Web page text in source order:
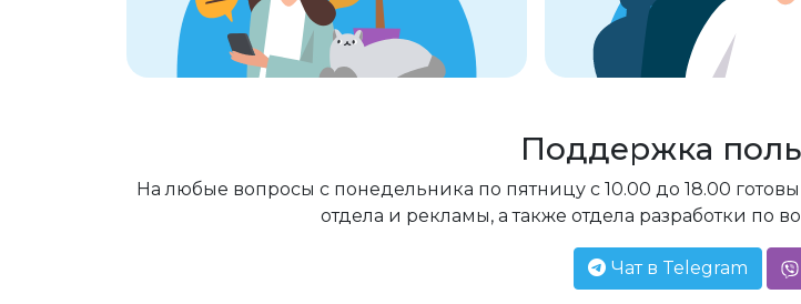
Поддержка
На любые вопросы с понедельника по пятницу с 10.00 до 18.00
отдела и рекламы, а также отдела разработки по
Чат в Telegram